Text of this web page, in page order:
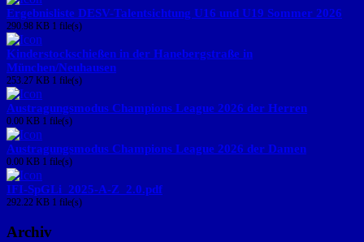
Ergebnisliste DESV-Talentsichtung U16 und U19 Sommer 2026
290.98 KB 1 file(s)
Kinderstockschießen in der Hanebergstraße in
München/Neuhausen
253.27 KB 1 file(s)
Austragungsmodus Champions League 2026 der Herren
0.00 KB 1 file(s)
Austragungsmodus Champions League 2026 der Damen
0.00 KB 1 file(s)
IFI-SpGLi_2025-A-Z_2.0.pdf
292.22 KB 1 file(s)
Archiv